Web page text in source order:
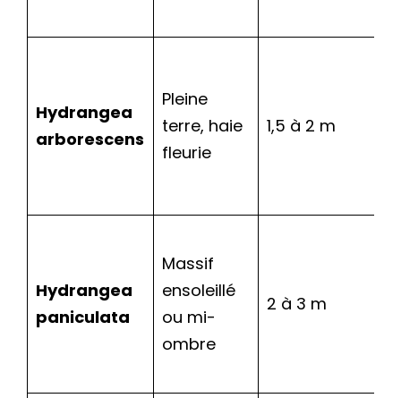
Hydrangea
arborescens
Pleine
terre, haie
fleurie
1,5 à 2 m
Hydrangea
paniculata
Massif
ensoleillé
ou mi-
ombre
2 à 3 m